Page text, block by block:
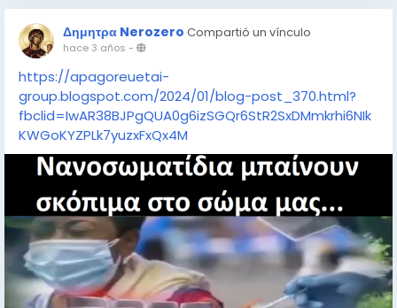
Δημητρα Nerozero Compartió un vínculo
hace 3 años -
https://apagoreuetai-
group.blogspot.com/2024/01/blog-post_370.html?
fbclid=IwAR38BJPgQUA0g6izSGQr6StR2SxDMmkrhi6NIk
KWGoKYZPLk7yuzxFxQx4M